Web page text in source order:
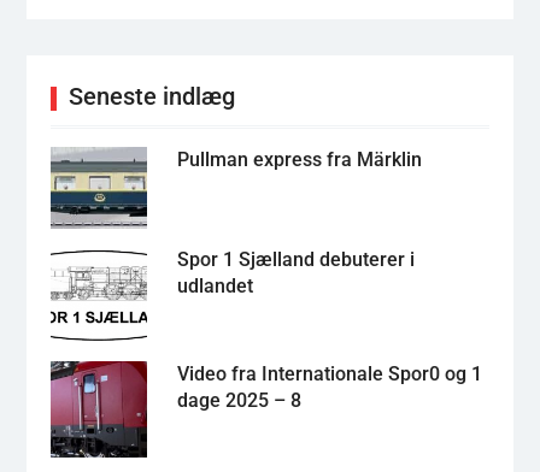
Seneste indlæg
Pullman express fra Märklin
Spor 1 Sjælland debuterer i
udlandet
Video fra Internationale Spor0 og 1
dage 2025 – 8